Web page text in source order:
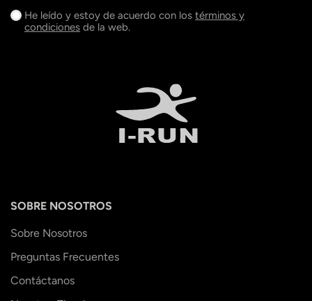
He leído y estoy de acuerdo con los términos y
condiciones de la web.
SOBRE NOSOTROS
Sobre Nosotros
Preguntas Frecuentes
Contáctanos